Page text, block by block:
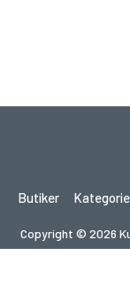
Butiker
Copyright © 2026